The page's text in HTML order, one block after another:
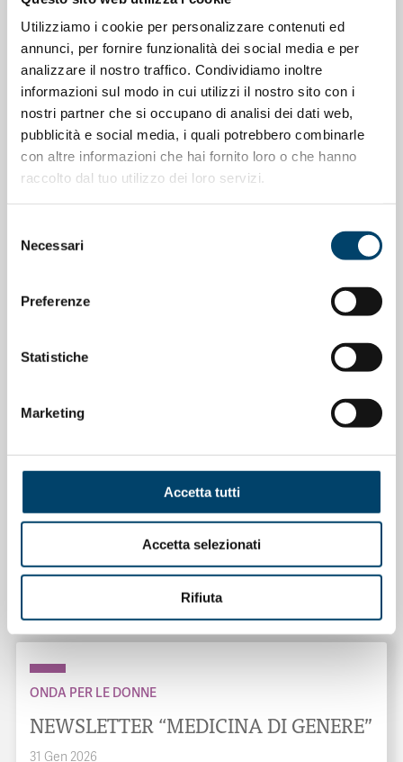
Utilizziamo i cookie per personalizzare contenuti ed
annunci, per fornire funzionalità dei social media e per
analizzare il nostro traffico. Condividiamo inoltre
informazioni sul modo in cui utilizzi il nostro sito con i
nostri partner che si occupano di analisi dei dati web,
pubblicità e social media, i quali potrebbero combinarle
con altre informazioni che hai fornito loro o che hanno
raccolto dal tuo utilizzo dei loro servizi.
delNecessari
Preferenze
Statistiche
Marketing
Accetta tutti
Accetta selezionati
Rifiuta
ONDA PER LE DONNE
Depressione Post Partum: intervista al
ONDA PER IL SISTEMA SANITARIO ONDA PER LE DONNE
Salu’. Dal dialogo alla cura
ONDA PER LE DONNE
NEWSLETTER “MEDICINA DI GENERE”
31 Gen 2026